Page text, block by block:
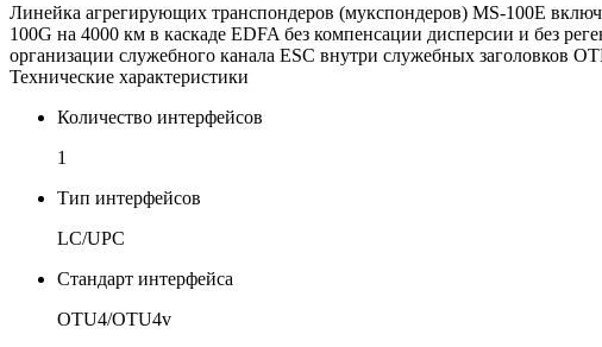
Линейка агрегирующих транспондеров (мукспондеров) MS-100E
100G на 4000 км в каскаде EDFA без компенсации дисперсии и без
организации служебного канала ESC внутри служебных заголовков
Технические характеристики
Количество интерфейсов
1
Тип интерфейсов
LC/UPC
Стандарт интерфейса
OTU4/OTU4v